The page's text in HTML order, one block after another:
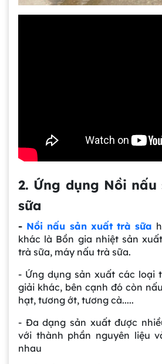
2. Ứng dụng Nồi
sữa
- Nồi nấu sản xuất trà sữa
khác là Bồn gia nhiệt sản
trà sữa, máy nấu trà sữa.
- Ứng dụng sản xuất các loại
giải khác, bên cạnh đó còn
hạt, tương ớt, tương cà.....
- Đa dạng sản xuất được
với thành phần nguyên liệu
nhau